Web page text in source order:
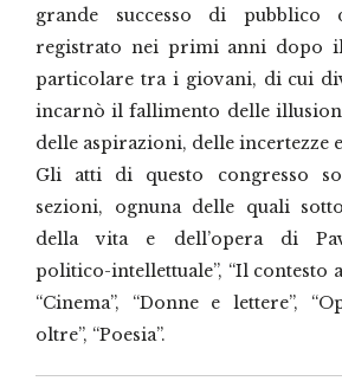
grande successo di pubblico
registrato nei primi anni dopo
particolare tra i giovani, di cui
incarnò il fallimento delle
delle aspirazioni, delle incertezze
Gli atti di questo congresso
sezioni, ognuna delle quali
della vita e dell’opera di
politico-intellettuale”, “Il contesto
“Cinema”, “Donne e lettere”,
oltre”, “Poesia”.